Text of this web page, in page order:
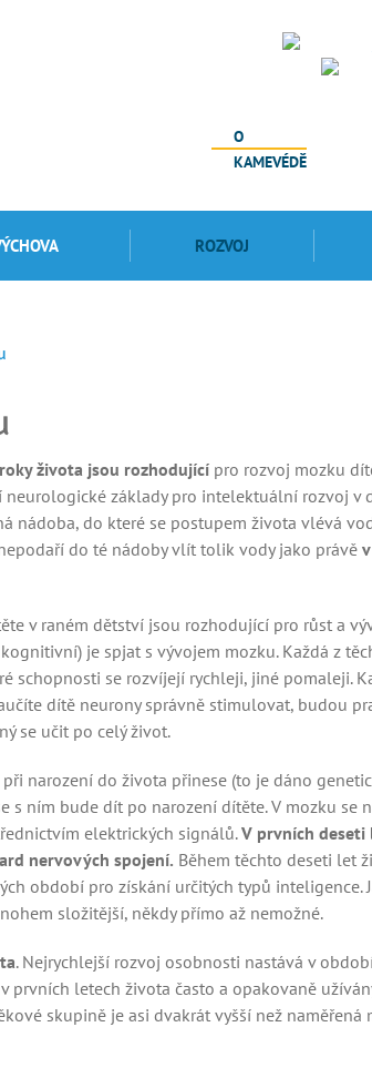
O
KAMEVÉDĚ
ROZVOJ
života jsou rozhodující pro rozvoj mozku
neurologické základy pro intelektuální rozvoj v
nádoba, do které se postupem života vlévá
do té nádoby vlít tolik vody jako právě
v raném dětství jsou rozhodující pro růst a
je spjat s vývojem mozku. Každá z
schopnosti se rozvíjejí rychleji, jiné pomaleji.
dítě neurony správně stimulovat, budou
se učit po celý život.
narození do života přinese (to je dáno
s ním bude dít po narození dítěte. V mozku se
elektrických signálů.V prvních deseti
nervových spojení. Během těchto deseti let
období pro získání určitých typů inteligence.
složitější, někdy přímo až nemožné.
. Nejrychlejší rozvoj osobnosti nastává v
prvních letech života často a opakovaně
skupině je asi dvakrát vyšší než naměřená